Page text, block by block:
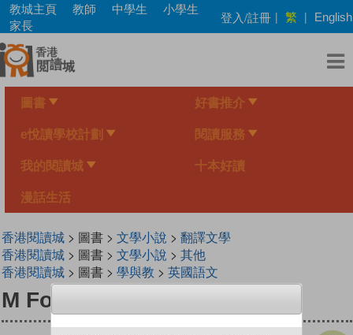
Skip
main
content
教城主頁 教師 中學生
小學生
家長
登入/註冊 | 繁 | English
圖書 好書推介
e悅讀學校計劃 閱讀服務
我的閱讀城 十本好讀
漫話生活
香港閱讀城> 圖書 > 文學小說 > 翻譯文學
香港閱讀城> 圖書 > 文學小說 > 其他
香港閱讀城> 圖書 > 學與教 > 英國語文
M For Mosquito